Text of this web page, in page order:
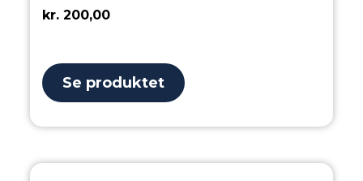
kr. 200,00
Se produktet